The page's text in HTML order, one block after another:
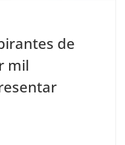
de
mil